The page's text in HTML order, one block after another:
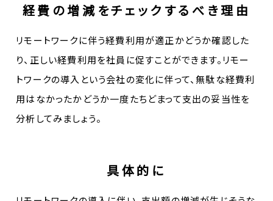
経費の増減をチェックするべき理由
リモートワークに伴う経費利用が適正かどうか確認した
り、正しい経費利用を社員に促すことができます。リモー
トワークの導入という会社の変化に伴って、無駄な経費利
用はなかったかどうか一度たちどまって支出の妥当性を
分析してみましょう。
具体的に